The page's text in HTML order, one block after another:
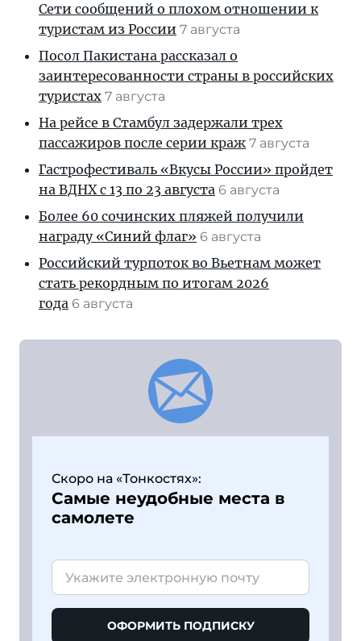
Сети сообщений о плохом отношении к
туристам из России 7 августа
Посол Пакистана рассказал о
заинтересованности страны в российских
туристах 7 августа
На рейсе в Стамбул задержали трех
пассажиров после серии краж 7 августа
Гастрофестиваль «Вкусы России» пройдет
на ВДНХ с 13 по 23 августа 6 августа
Более 60 сочинских пляжей получили
награду «Синий флаг» 6 августа
Российский турпоток во Вьетнам может
стать рекордным по итогам 2026
года 6 августа
Скоро на «Тонкостях»:
Самые неудобные места в
самолете
ОФОРМИТЬ ПОДПИСКУ